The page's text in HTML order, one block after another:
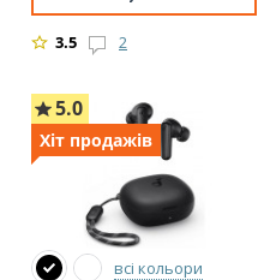
3.5 2
5.0
Хіт продажів
всі кольори